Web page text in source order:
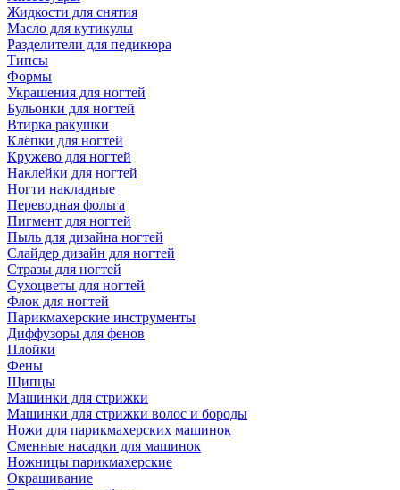
Жидкости для снятия
Масло для кутикулы
Разделители для педикюра
Типсы
Формы
Украшения для ногтей
Бульонки для ногтей
Втирка ракушки
Клёпки для ногтей
Кружево для ногтей
Наклейки для ногтей
Ногти накладные
Переводная фольга
Пигмент для ногтей
Пыль для дизайна ногтей
Слайдер дизайн для ногтей
Стразы для ногтей
Сухоцветы для ногтей
Флок для ногтей
Парикмахерские инструменты
Диффузоры для фенов
Плойки
Фены
Щипцы
Машинки для стрижки
Машинки для стрижки волос и бороды
Ножи для парикмахерских машинок
Сменные насадки для машинок
Ножницы парикмахерские
Окрашивание